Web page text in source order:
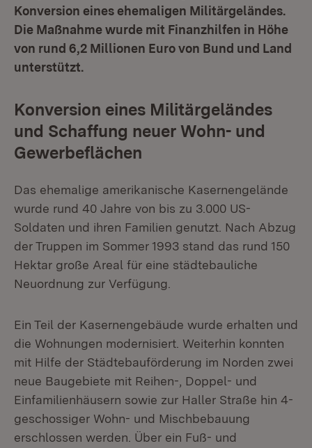
Konversion eines ehemaligen Militärgeländes.
Die Maßnahme wurde mit Finanzhilfen in Höhe
von rund 6,2 Millionen Euro von Bund und Land
unterstützt.
Konversion eines Militärgeländes
und Schaffung neuer Wohn- und
Gewerbeflächen
Das ehemalige amerikanische Kasernengelände
wurde rund 40 Jahre von bis zu 3.000 US-
Soldaten und ihren Familien genutzt. Nach Abzug
der Truppen im Sommer 1993 stand das rund 150
Hektar große Areal für eine städtebauliche
Neuordnung zur Verfügung.
Ein Teil der Kasernengebäude wurde erhalten und
die Wohnungen modernisiert. Weiterhin konnten
mit Hilfe der Städtebauförderung im Norden zwei
neue Baugebiete mit Reihen-, Doppel- und
Einfamilienhäusern sowie zur Haller Straße hin 4-
geschossiger Wohn- und Mischbebauung
erschlossen werden. Über ein Fuß- und